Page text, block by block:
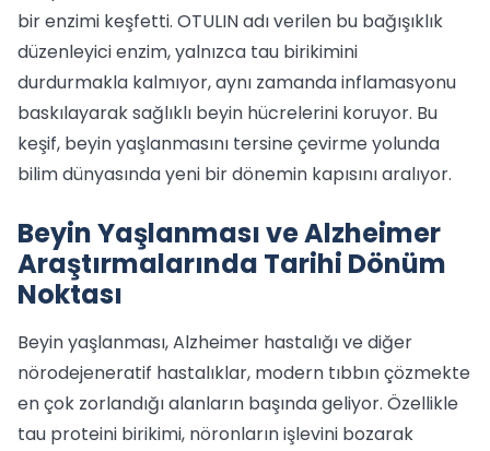
bir enzimi keşfetti. OTULIN adı verilen bu bağışıklık
düzenleyici enzim, yalnızca tau birikimini
durdurmakla kalmıyor, aynı zamanda inflamasyonu
baskılayarak sağlıklı beyin hücrelerini koruyor. Bu
keşif, beyin yaşlanmasını tersine çevirme yolunda
bilim dünyasında yeni bir dönemin kapısını aralıyor.
Beyin Yaşlanması ve Alzheimer
Araştırmalarında Tarihi Dönüm
Noktası
Beyin yaşlanması, Alzheimer hastalığı ve diğer
nörodejeneratif hastalıklar, modern tıbbın çözmekte
en çok zorlandığı alanların başında geliyor. Özellikle
tau proteini birikimi, nöronların işlevini bozarak